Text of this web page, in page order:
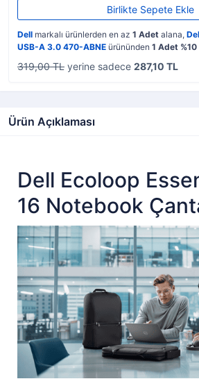
Birlikte Sepete Ekle
Dell markalı ürünlerden en az 1 Adet alana,
USB-A 3.0 470-ABNE ürününden 1 Adet %10
319,00 TL yerine sadece 287,10 TL
Ürün Açıklaması
Dell Ecoloop
16 Notebook